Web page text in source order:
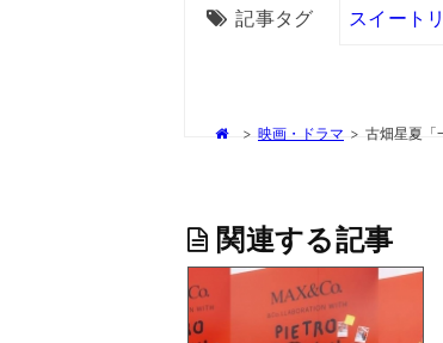
記事タグ スイート
> 映画・ドラマ > 古畑星夏「
関連する記事